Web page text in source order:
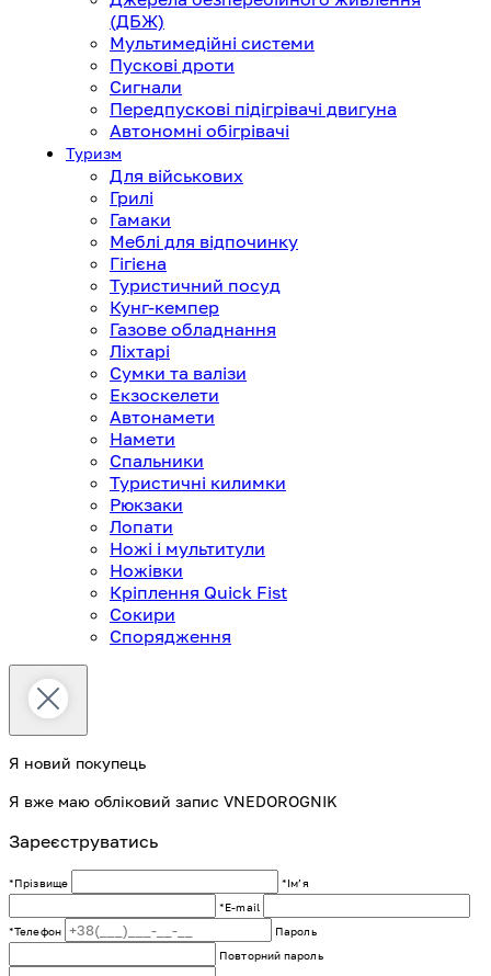
(ДБЖ)
Мультимедійні системи
Пускові дроти
Сигнали
Передпускові підігрівачі двигуна
Автономні обігрівачі
Туризм
Для військових
Грилі
Гамаки
Меблі для відпочинку
Гігієна
Туристичний посуд
Кунг-кемпер
Газове обладнання
Ліхтарі
Сумки та валізи
Екзоскелети
Автонамети
Намети
Спальники
Туристичні килимки
Рюкзаки
Лопати
Ножі і мультитули
Ножівки
Кріплення Quick Fist
Сокири
Спорядження
Я новий покупець
Я вже маю обліковий запис VNEDOROGNIK
Зареєструватись
*Прізвище
*Імʼя
*E-mail
*Телефон
Пароль
Повторний пароль